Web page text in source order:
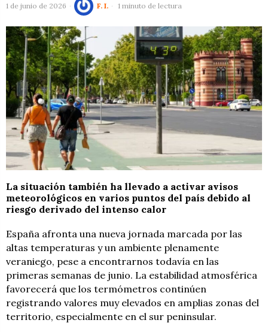
1 de junio de 2026 F. I. 1 minuto de lectura
La situación también ha llevado a activar avisos
meteorológicos en varios puntos del país debido al
riesgo derivado del intenso calor
España afronta una nueva jornada marcada por las
altas temperaturas y un ambiente plenamente
veraniego, pese a encontrarnos todavía en las
primeras semanas de junio. La estabilidad atmosférica
favorecerá que los termómetros continúen
registrando valores muy elevados en amplias zonas del
territorio, especialmente en el sur peninsular.